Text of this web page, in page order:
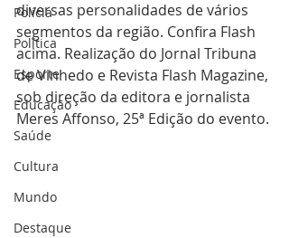
Polícia
Política
Esporte
Educação
Saúde
Cultura
Mundo
Destaque
diversas personalidades de vários
segmentos da região. Confira Flash
acima. Realização do Jornal Tribuna
de Vinhedo e Revista Flash Magazine,
sob direção da editora e jornalista
Meres Affonso, 25ª Edição do evento.